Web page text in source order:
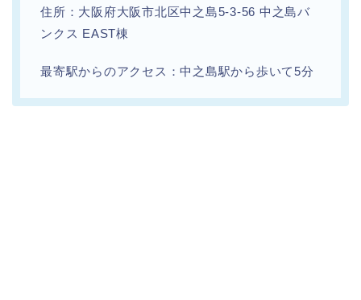
住所：大阪府大阪市北区中之島5-3-56 中之島バ
ンクス EAST棟
最寄駅からのアクセス：中之島駅から歩いて5分